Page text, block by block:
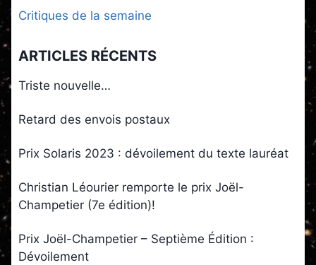
Critiques de la semaine
ARTICLES RÉCENTS
Triste nouvelle…
Retard des envois postaux
Prix Solaris 2023 : dévoilement du texte lauréat
Christian Léourier remporte le prix Joël-
Champetier (7e édition)!
Prix Joël-Champetier – Septième Édition :
Dévoilement